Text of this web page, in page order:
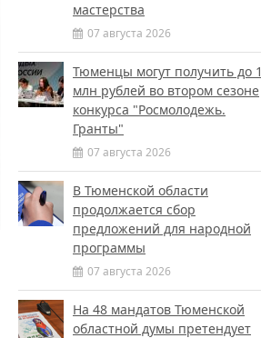
мастерства
07 августа 2026
Тюменцы могут получить до 1
млн рублей во втором сезоне
конкурса "Росмолодежь.
Гранты"
07 августа 2026
В Тюменской области
продолжается сбор
предложений для народной
программы
07 августа 2026
На 48 мандатов Тюменской
областной думы претендует